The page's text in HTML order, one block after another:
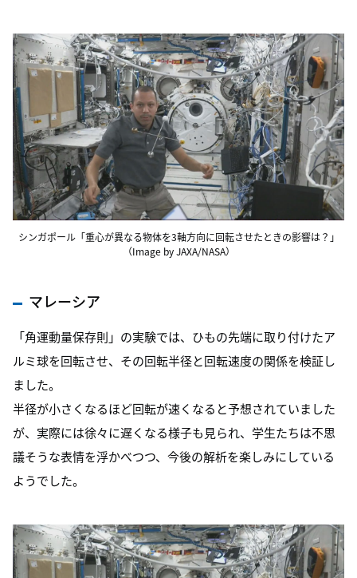
シンガポール「重心が異なる物体を3軸方向に回転させたときの影響は？」
（Image by JAXA/NASA）
マレーシア
「角運動量保存則」の実験では、ひもの先端に取り付けたア
ルミ球を回転させ、その回転半径と回転速度の関係を検証し
ました。
半径が小さくなるほど回転が速くなると予想されていました
が、実際には徐々に遅くなる様子も見られ、学生たちは不思
議そうな表情を浮かべつつ、今後の解析を楽しみにしている
ようでした。